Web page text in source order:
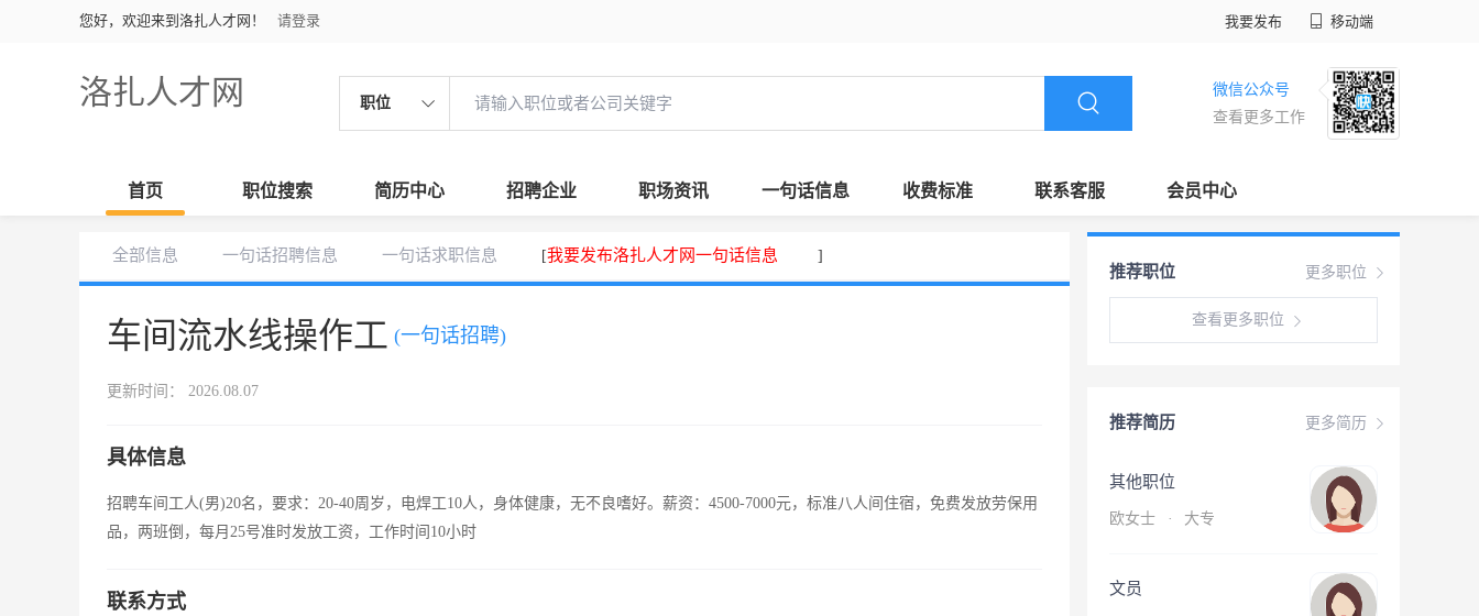
您好，欢迎来到洛扎人才网！ 请登录 我要发布 移动端
洛扎人才网 职位
微信公众号
查看更多工作
首页 职位搜索 简历中心 招聘企业 职场资讯 一句话信息 收费标准 联系客服 会员中心
全部信息 一句话招聘信息 一句话求职信息 [我要发布洛扎人才网一句话信息 ]
车间流水线操作工 (一句话招聘)
更新时间： 2026.08.07
具体信息
招聘车间工人(男)20名，要求：20-40周岁，电焊工10人，身体健康，无不良嗜好。薪资：4500-7000元，标准八人间住宿，免费发放劳保用
品，两班倒，每月25号准时发放工资，工作时间10小时
联系方式
更多职位
推荐职位
查看更多职位
更多简历
推荐简历
其他职位
欧女士 · 大专
文员